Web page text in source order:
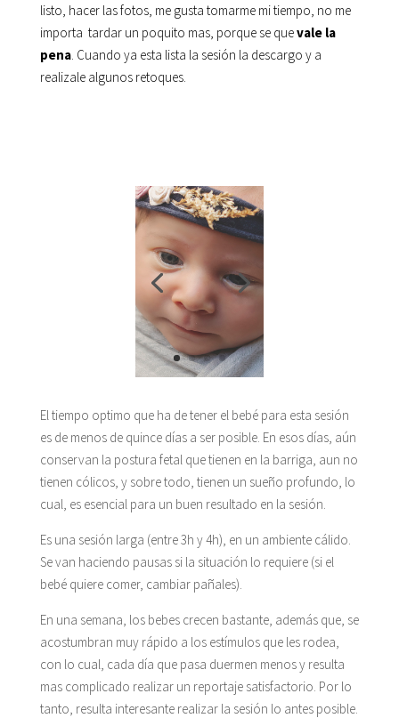
listo, hacer las fotos, me gusta tomarme mi tiempo, no me
importa tardar un poquito mas, porque se quevale la
pena. Cuando ya esta lista la sesión la descargo y a
realizale algunos retoques.
El tiempo optimo que ha de tener el bebé para esta sesión
es de menos de quince días a ser posible. En esos días, aún
conservan la postura fetal que tienen en la barriga, aun no
tienen cólicos, y sobre todo, tienen un sueño profundo, lo
cual, es esencial para un buen resultado en la sesión.
Es una sesión larga (entre 3h y 4h), en un ambiente cálido.
Se van haciendo pausas si la situación lo requiere (si el
bebé quiere comer, cambiar pañales).
En una semana, los bebes crecen bastante, además que, se
acostumbran muy rápido a los estímulos que les rodea,
con lo cual, cada día que pasa duermen menos y resulta
mas complicado realizar un reportaje satisfactorio. Por lo
tanto, resulta interesante realizar la sesión lo antes posible.